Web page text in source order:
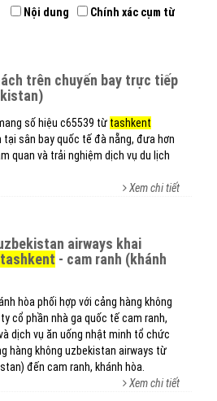
Nội dung Chính xác cụm từ
số hiệu c65539 từ tashkent
sân bay quốc tế đà nẵng, đưa hơn
quan và trải nghiệm dịch vụ du lịch
Xem chi tiết
tashkent - cam ranh (khánh
hòa phối hợp với cảng hàng không
cổ phần nhà ga quốc tế cam ranh,
dịch vụ ăn uống nhật minh tổ chức
hàng không uzbekistan airways từ
đến cam ranh, khánh hòa.
Xem chi tiết